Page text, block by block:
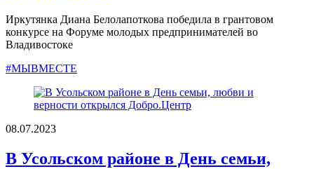
Иркутянка Диана Белолапоткова победила в грантовом
конкурсе на Форуме молодых предпринимателей во
Владивостоке
#МЫВМЕСТЕ
08.07.2023
В Усольском районе в День семьи,